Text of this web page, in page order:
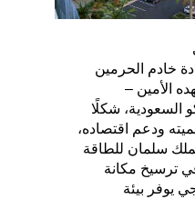
خادم الحرمين
الأمين –
السعودية، شكلًا
ودعم اقتصاده،
سلمان للطاقة
ترسيخ مكانة
يوفر بيئة